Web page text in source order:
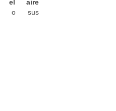
el aire
o sus